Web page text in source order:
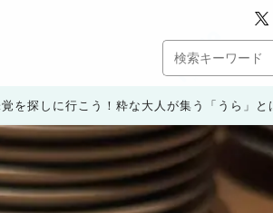
を探しに行こう！粋な大人が集う「うら」と